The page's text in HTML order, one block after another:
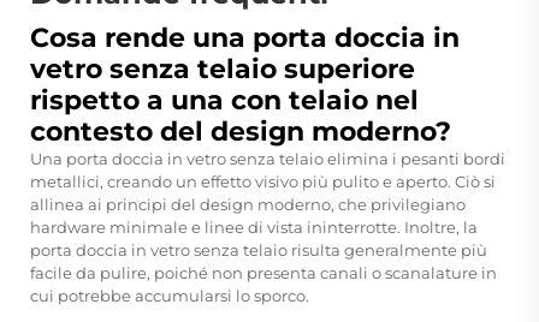
Cosa rende una porta doccia in
vetro senza telaio superiore
rispetto a una con telaio nel
contesto del design moderno?
Una porta doccia in vetro senza telaio elimina i pesanti bordi
metallici, creando un effetto visivo più pulito e aperto. Ciò si
allinea ai principi del design moderno, che privilegiano
hardware minimale e linee di vista ininterrotte. Inoltre, la
porta doccia in vetro senza telaio risulta generalmente più
facile da pulire, poiché non presenta canali o scanalature in
cui potrebbe accumularsi lo sporco.